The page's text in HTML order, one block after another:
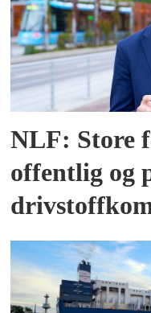
NLF: Store
offentlig og